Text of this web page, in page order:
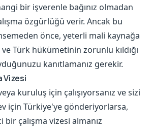
bir işverenle bağınız olmadan
özgürlüğü verir. Ancak bu
önce, yeterli mali kaynağa
Türk hükümetinin zorunlu kıldığı
kanıtlamanız gerekir.
Vizesi
kuruluş için çalışıyorsanız ve sizi
için Türkiye'ye gönderiyorlarsa,
çalışma vizesi almanız